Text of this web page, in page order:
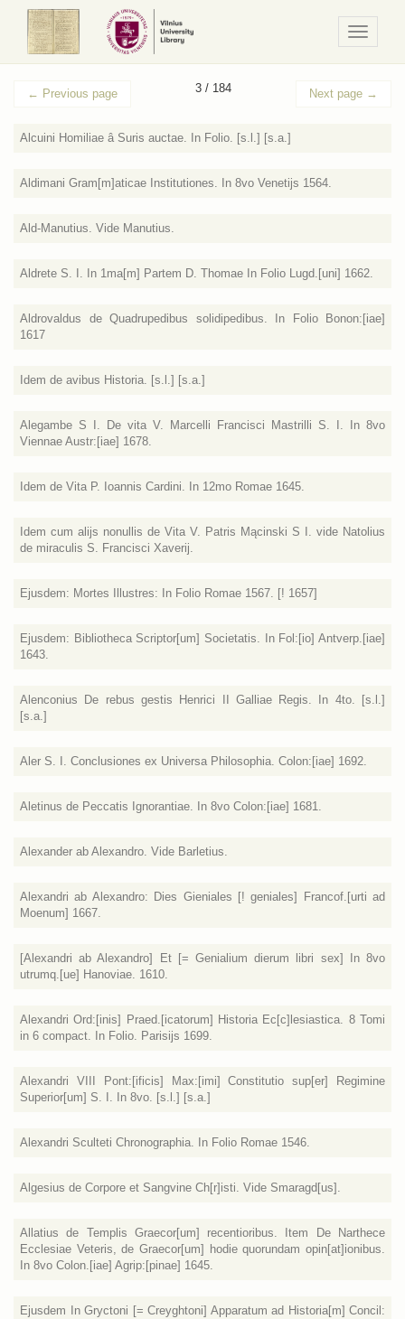
/
Meniu
← Previous page 3 / 184 Next page →
Alcuini Homiliae â Suris auctae. In Folio. [s.l.] [s.a.]
Aldimani Gram[m]aticae Institutiones. In 8vo Venetijs 1564.
Ald-Manutius. Vide Manutius.
Aldrete S. I. In 1ma[m] Partem D. Thomae In Folio Lugd.[uni] 1662.
Aldrovaldus de Quadrupedibus solidipedibus. In Folio Bonon:[iae]
1617
Idem de avibus Historia. [s.l.] [s.a.]
Alegambe S I. De vita V. Marcelli Francisci Mastrilli S. I. In 8vo
Viennae Austr:[iae] 1678.
Idem de Vita P. Ioannis Cardini. In 12mo Romae 1645.
Idem cum alijs nonullis de Vita V. Patris Mącinski S I. vide Natolius
de miraculis S. Francisci Xaverij.
Ejusdem: Mortes Illustres: In Folio Romae 1567. [! 1657]
Ejusdem: Bibliotheca Scriptor[um] Societatis. In Fol:[io] Antverp.[iae]
1643.
Alenconius De rebus gestis Henrici II Galliae Regis. In 4to. [s.l.]
[s.a.]
Aler S. I. Conclusiones ex Universa Philosophia. Colon:[iae] 1692.
Aletinus de Peccatis Ignorantiae. In 8vo Colon:[iae] 1681.
Alexander ab Alexandro. Vide Barletius.
Alexandri ab Alexandro: Dies Gieniales [! geniales] Francof.[urti ad
Moenum] 1667.
[Alexandri ab Alexandro] Et [= Genialium dierum libri sex] In 8vo
utrumq.[ue] Hanoviae. 1610.
Alexandri Ord:[inis] Praed.[icatorum] Historia Ec[c]lesiastica. 8 Tomi
in 6 compact. In Folio. Parisijs 1699.
Alexandri VIII Pont:[ificis] Max:[imi] Constitutio sup[er] Regimine
Superior[um] S. I. In 8vo. [s.l.] [s.a.]
Alexandri Sculteti Chronographia. In Folio Romae 1546.
Algesius de Corpore et Sangvine Ch[r]isti. Vide Smaragd[us].
Allatius de Templis Graecor[um] recentioribus. Item De Narthece
Ecclesiae Veteris, de Graecor[um] hodie quorundam opin[at]ionibus.
In 8vo Colon.[iae] Agrip:[pinae] 1645.
Ejusdem In Gryctoni [= Creyghtoni] Apparatum ad Historia[m] Concil: